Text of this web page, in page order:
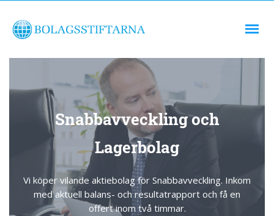
Snabbavveckling och
Lagerbolag
Vi köper vilande aktiebolag för Snabbavveckling. Inkom
med aktuell balans- och resultatrapport och få en
offert inom två timmar.